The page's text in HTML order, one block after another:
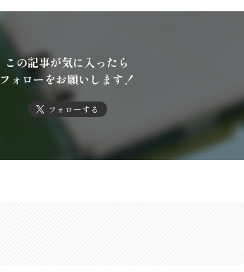
この記事が気に入ったら
フォローをお願いします！
フォローする